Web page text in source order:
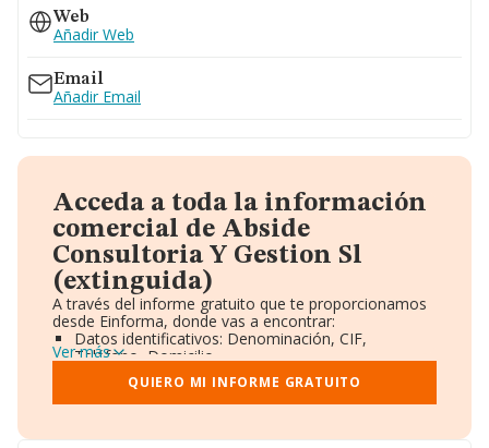
Web
Añadir Web
Email
Añadir Email
Acceda a toda la información
comercial de Abside
Consultoria Y Gestion Sl
(extinguida)
A través del informe gratuito que te proporcionamos
desde Einforma, donde vas a encontrar:
Datos identificativos: Denominación, CIF,
Teléfono, Domicilio.
Informe Mercantil Completo (BORME).
Gráficos de Evolución Ventas y Empleados.
Consejo de Administración y Administradores.
Accionistas.
Ver más
QUIERO MI INFORME GRATUITO